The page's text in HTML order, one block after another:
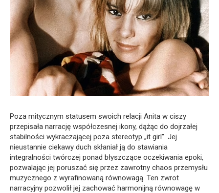
Poza mitycznym statusem swoich relacji Anita w ciszy
przepisała narrację współczesnej ikony, dążąc do dojrzałej
stabilności wykraczającej poza stereotyp „it girl”. Jej
nieustannie ciekawy duch skłaniał ją do stawiania
integralności twórczej ponad błyszczące oczekiwania epoki,
pozwalając jej poruszać się przez zawrotny chaos przemysłu
muzycznego z wyrafinowaną równowagą. Ten zwrot
narracyjny pozwolił jej zachować harmonijną równowagę w